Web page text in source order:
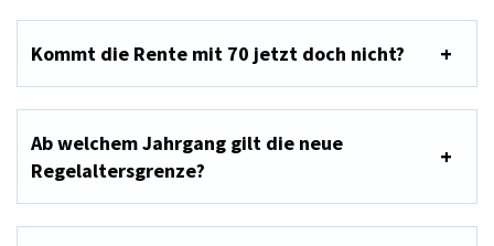
Kommt die Rente mit 70 jetzt doch nicht?
Ab welchem Jahrgang gilt die neue
Regelaltersgrenze?